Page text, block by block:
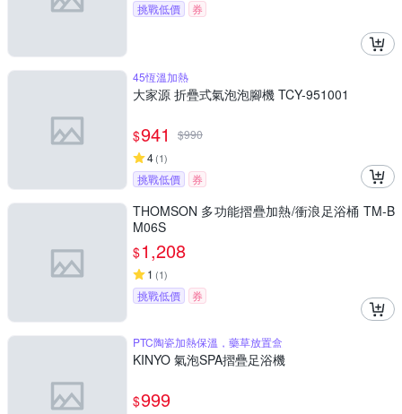
挑戰低價
券
45恆溫加熱
大家源 折疊式氣泡泡腳機 TCY-951001
$941 $990
4(1)
挑戰低價 券
THOMSON 多功能摺疊加熱/衝浪足浴桶 TM-B
M06S
$1,208
1 (1)
挑戰低價 券
PTC陶瓷加熱保溫，藥草放置盒
KINYO 氣泡SPA摺疊足浴機
$999